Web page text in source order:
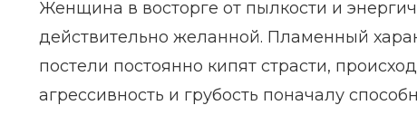
Женщина в восторге от пылкости и
действительно желанной. Пламенный
постели постоянно кипят страсти,
агрессивность и грубость поначалу